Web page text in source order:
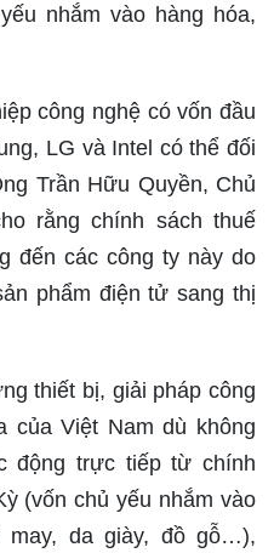
nhắm vào hàng hóa,
công nghệ có vốn đầu
LG và Intel có thể đối
Trần Hữu Quyền, Chủ
rằng chính sách thuế
đến các công ty này do
phẩm điện tử sang thị
thiết bị, giải pháp công
của Việt Nam dù không
động trực tiếp từ chính
(vốn chủ yếu nhắm vào
may, da giày, đồ gỗ…),